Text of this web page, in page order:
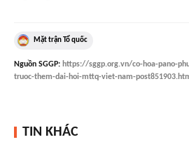
Mặt trận Tổ quốc
Nguồn SGGP: https://sggp.org.vn/co-hoa-pano-
truoc-them-dai-hoi-mttq-viet-nam-
TIN KHÁC